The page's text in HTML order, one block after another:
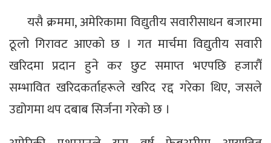
यसै क्रममा, अमेरिकामा विद्युतीय सवारीसाधन बजारमा
ठूलो गिरावट आएको छ । गत मार्चमा विद्युतीय सवारी
खरिदमा प्रदान हुने कर छुट समाप्त भएपछि हजारौँ
सम्भावित खरिदकर्ताहरूले खरिद रद्द गरेका थिए, जसले
उद्योगमा थप दबाब सिर्जना गरेको छ ।